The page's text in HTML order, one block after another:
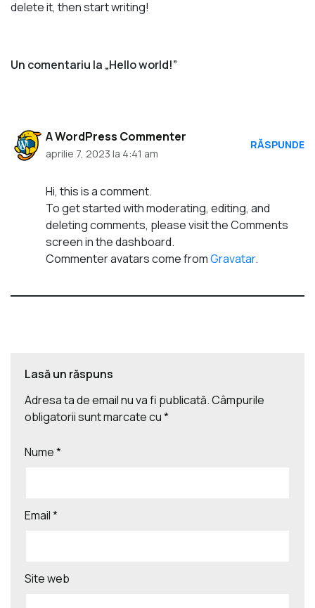
delete it, then start writing!
Un comentariu la „Hello world!”
A WordPress Commenter
aprilie 7, 2023 la 4:41 am
RĂSPUNDE
Hi, this is a comment.
To get started with moderating, editing, and
deleting comments, please visit the Comments
screen in the dashboard.
Commenter avatars come fromGravatar.
Lasă un răspuns
Adresa ta de email nu va fi publicată.Câmpurile
obligatorii sunt marcate cu*
Nume*
Email*
Site web